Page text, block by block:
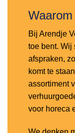
Bij Arendje
toe bent. Wij
afspraken,
komt te
assortiment
voor horeca